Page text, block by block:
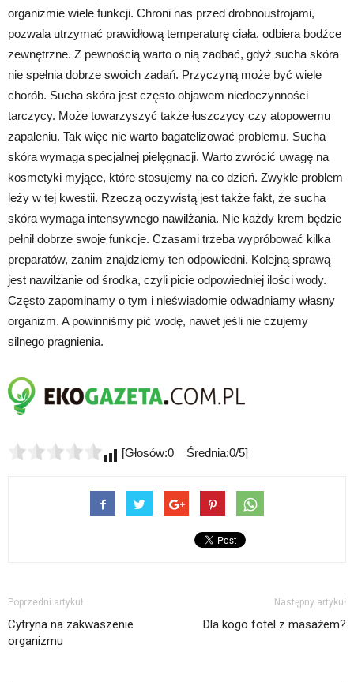
organizmie wiele funkcji. Chroni nas przed drobnoustrojami,
pozwala utrzymać prawidłową temperaturę ciała, odbiera bodźce
zewnętrzne. Z pewnością warto o nią zadbać, gdyż sucha skóra
nie spełnia dobrze swoich zadań. Przyczyną może być wiele
chorób. Sucha skóra jest często objawem niedoczynności
tarczycy. Może towarzyszyć także łuszczycy czy atopowemu
zapaleniu. Tak więc nie warto bagatelizować problemu. Sucha
skóra wymaga specjalnej pielęgnacji. Warto zwrócić uwagę na
kosmetyki myjące, które stosujemy na co dzień. Zwykle problem
leży w tej kwestii. Rzeczą oczywistą jest także fakt, że sucha
skóra wymaga intensywnego nawilżania. Nie każdy krem będzie
pełnił dobrze swoje funkcje. Czasami trzeba wypróbować kilka
preparatów, zanim znajdziemy ten odpowiedni. Kolejną sprawą
jest nawilżanie od środka, czyli picie odpowiedniej ilości wody.
Często zapominamy o tym i nieświadomie odwadniamy własny
organizm. A powinniśmy pić wodę, nawet jeśli nie czujemy
silnego pragnienia.
[Głosów:0 Średnia:0/5]
Poprzedni artykuł
Cytryna na zakwaszenie
organizmu
Następny artykuł
Dla kogo fotel z masażem?